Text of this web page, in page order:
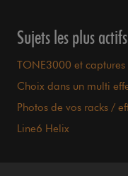
Sujets les plus actifs
TONE3000 et captures
Choix dans un multi
Photos de vos racks /
Line6 Helix